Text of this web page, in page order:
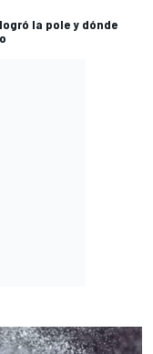
la pole y dónde